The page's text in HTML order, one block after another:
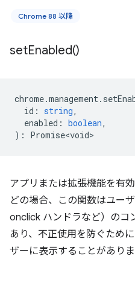
Chrome 88 以降
setEnabled()
chrome.management.
id : string,
enabled : boolean,
) : Promise<void>
アプリまたは拡張機能を有
どの場合、この関数はユー
onclick ハンドラなど）のコ
あり、不正使用を防ぐため
ザーに表示することがありま